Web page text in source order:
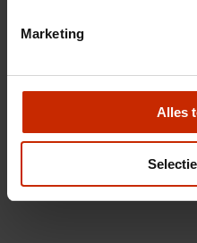
Marketing
Alles